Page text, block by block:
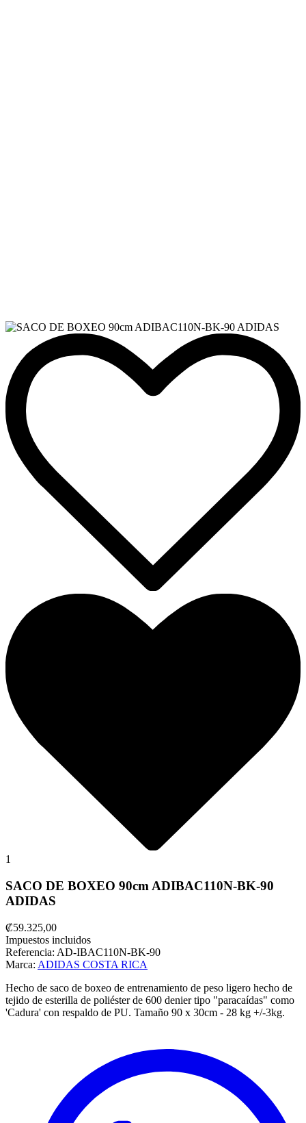
1
SACO DE BOXEO 90cm ADIBAC110N-BK-90
ADIDAS
₡59.325,00
Impuestos incluidos
Referencia: AD-IBAC110N-BK-90
Marca: ADIDAS COSTA RICA
Hecho de saco de boxeo de entrenamiento de peso ligero hecho de
tejido de esterilla de poliéster de 600 denier tipo "paracaídas" como
'Cadura' con respaldo de PU. Tamaño 90 x 30cm - 28 kg +/-3kg.